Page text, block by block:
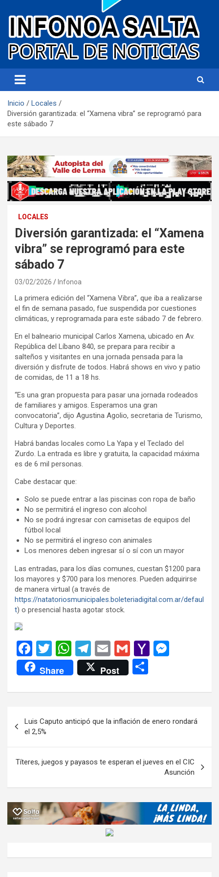
Infonoa Salta
Inicio
Locales
Diversión garantizada: el “Xamena vibra” se reprogramó para
este sábado 7
LOCALES
Diversión garantizada: el “Xamena
vibra” se reprogramó para este
sábado 7
03/02/2026 Infonoa
La primera edición del “Xamena Vibra”, que iba a realizarse
el fin de semana pasado, fue suspendida por cuestiones
climáticas, y reprogramada para este sábado 7 de febrero.
En el balneario municipal Carlos Xamena, ubicado en Av.
República del Líbano 840, se prepara para recibir a
salteños y visitantes en una jornada pensada para la
diversión y disfrute de todos. Habrá shows en vivo y patio
de comidas, de 11 a 18 hs.
“Es una gran propuesta para pasar una jornada rodeados
de familiares y amigos. Esperamos una gran
convocatoria”, dijo Agustina Agolio, secretaria de Turismo,
Cultura y Deportes.
Habrá bandas locales como La Yapa y el Teclado del
Zurdo. La entrada es libre y gratuita, la capacidad máxima
es de 6 mil personas.
Cabe destacar que:
Solo se puede entrar a las piscinas con ropa de baño
No se permitirá el ingreso con alcohol
No se podrá ingresar con camisetas de equipos del
fútbol local
No se permitirá el ingreso con animales
Los menores deben ingresar sí o sí con un mayor
Las entradas, para los días comunes, cuestan $1200 para
los mayores y $700 para los menores. Pueden adquirirse
de manera virtual (a través de
https://natatoriosmunicipales.boleteriadigital.com.ar/defaul
t) o presencial hasta agotar stock.
F
a
ce
b
o
k
T
wi
tt
er
W
h
at
s
p
p
T
el
e
gr
m
E
m
ail
G
m
ail
Y
o
M
ail
n
er
Share Post
m
ar
tir
de
entradas
Luis Caputo anticipó que la inflación de enero rondará
el 2,5%
Títeres, juegos y payasos te esperan el jueves en el CIC
Asunción